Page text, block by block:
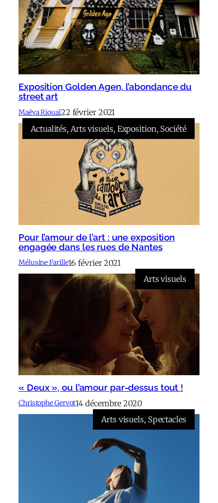
Exposition Golden Agen, l’abondance du
street art
Maëva Rioual22 février 2021
Actualités, Arts visuels, Exposition, Société
Pour l’amour de l’art : une exposition
engagée dans les rues de Nantes
Mélusine Farille16 février 2021
Arts visuels
« Deux », ou l’amour par-dessus tout !
Christophe Gervot14 décembre 2020
Arts visuels, Spectacles